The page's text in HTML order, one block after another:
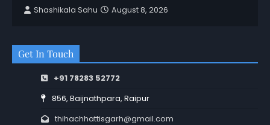
Shashikala Sahu
August 8, 2026
Get In Touch
+91 78283 52772
856, Baijnathpara, Raipur
thihachhattisgarh@gmail.com